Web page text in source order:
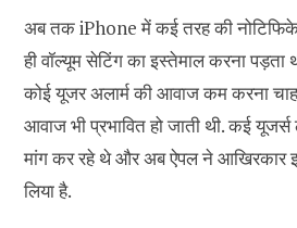
अब तक iPhone में कई तरह की
ही वॉल्यूम सेटिंग का इस्तेमाल करना
कोई यूजर अलार्म की आवाज कम करना
आवाज भी प्रभावित हो जाती थी. कई
मांग कर रहे थे और अब ऐपल ने आखिरकार
लिया है.